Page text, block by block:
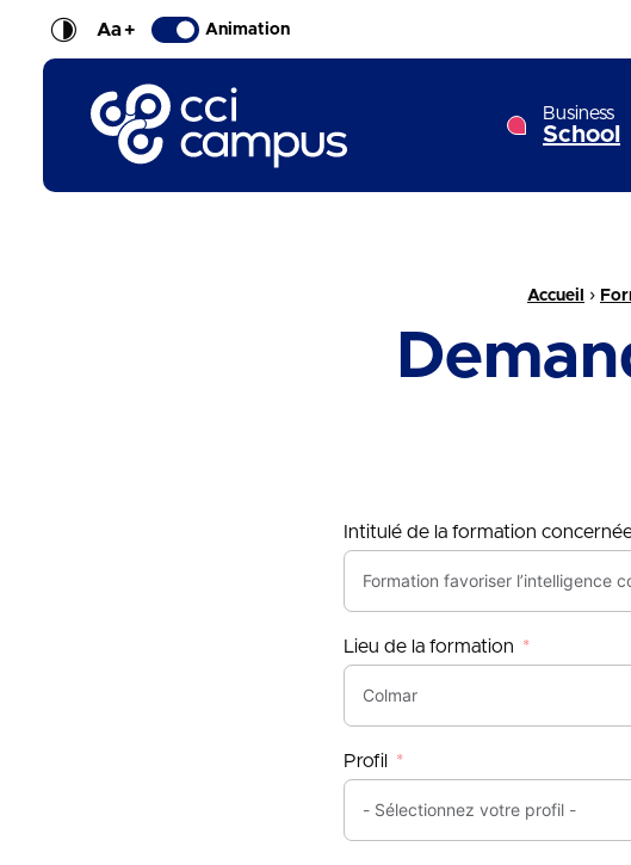
Aa+ Animation
CCI Campus La formation qui vous ressemble
Business
School
Accueil ›
Intitulé de la formation
Lieu de la formation
Profil